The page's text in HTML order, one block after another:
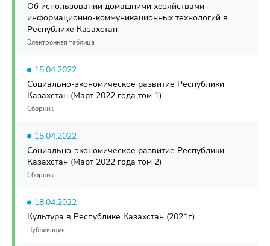
Об использовании домашними хозяйствами
информационно-коммуникационных технологий в
Республике Казахстан
Электронная таблица
15.04.2022
Социально-экономическое развитие Республики
Казахстан (Март 2022 года том 1)
Сборник
15.04.2022
Социально-экономическое развитие Республики
Казахстан (Март 2022 года том 2)
Сборник
18.04.2022
Культура в Республике Казахстан (2021г.)
Публикация